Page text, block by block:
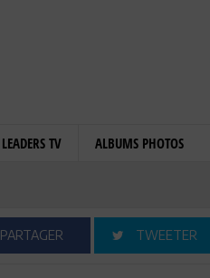
LEADERS TV ALBUMS PHOTOS
PARTAGER TWEETER